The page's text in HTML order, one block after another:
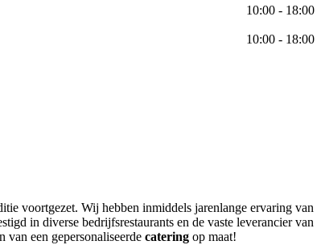
10:00 - 18:00
10:00 - 18:00
voortgezet. Wij hebben inmiddels jarenlange ervaring van
in diverse bedrijfsrestaurants en de vaste leverancier van
een gepersonaliseerde catering op maat!